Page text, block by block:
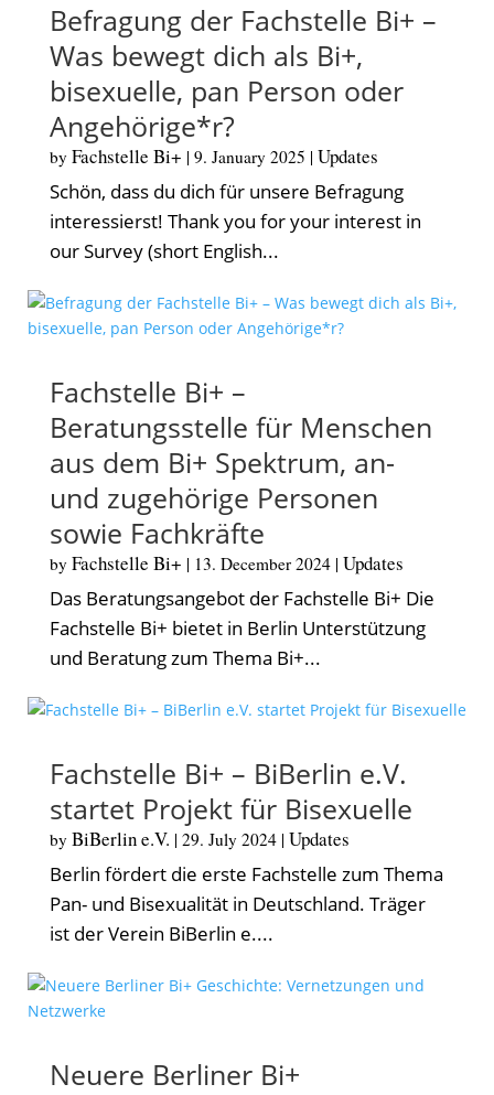
Befragung der Fachstelle Bi+ –
Was bewegt dich als Bi+,
bisexuelle, pan Person oder
Angehörige*r?
by Fachstelle Bi+ | 9. January 2025 | Updates
Schön, dass du dich für unsere Befragung
interessierst! Thank you for your interest in
our Survey (short English...
Fachstelle Bi+ –
Beratungsstelle für Menschen
aus dem Bi+ Spektrum, an-
und zugehörige Personen
sowie Fachkräfte
by Fachstelle Bi+ | 13. December 2024| Updates
Das Beratungsangebot der Fachstelle Bi+ Die
Fachstelle Bi+ bietet in Berlin Unterstützung
und Beratung zum Thema Bi+...
Fachstelle Bi+ – BiBerlin e.V.
startet Projekt für Bisexuelle
by BiBerlin e.V. | 29. July 2024| Updates
Berlin fördert die erste Fachstelle zum Thema
Pan- und Bisexualität in Deutschland. Träger
ist der Verein BiBerlin e....
Neuere Berliner Bi+